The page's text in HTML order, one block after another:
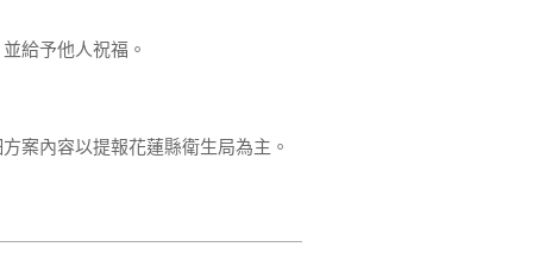
給予他人祝福。
案內容以提報花蓮縣衛生局為主。